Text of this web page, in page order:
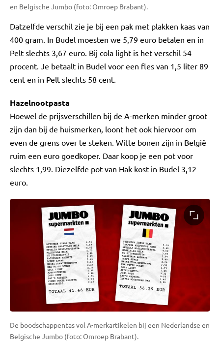
en Belgische Jumbo (foto: Omroep Brabant).
Datzelfde verschil zie je bij een pak met plakken kaas van
400 gram. In Budel moesten we 5,79 euro betalen en in
Pelt slechts 3,67 euro. Bij cola light is het verschil 54
procent. Je betaalt in Budel voor een fles van 1,5 liter 89
cent en in Pelt slechts 58 cent.
Hazelnootpasta
Hoewel de prijsverschillen bij de A-merken minder groot
zijn dan bij de huismerken, loont het ook hiervoor om
even de grens over te steken. Witte bonen zijn in België
ruim een euro goedkoper. Daar koop je een pot voor
slechts 1,99. Diezelfde pot van Hak kost in Budel 3,12
euro.
De boodschappentas vol A-merkartikelen bij een Nederlandse en
Belgische Jumbo (foto: Omroep Brabant).